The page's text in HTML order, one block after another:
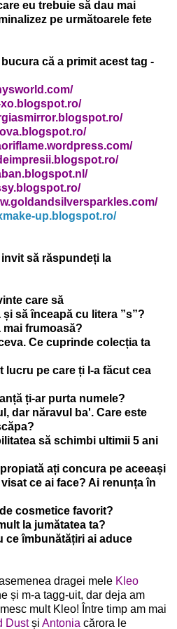
eu trebuie să dau mai
pe următoarele fete
că a primit acest tag -
up.blogspot.ro/
să răspundeți la
care să
să înceapă cu litera ”s”?
mai frumoasă?
Ce cuprinde colecția ta
lucru pe care ți l-a făcut cea
ți-ar purta numele?
dar năravul ba'. Care este
să schimbi ultimii 5 ani
ați concura pe aceeași
ce ai face? Ai renunța în
cosmetice favorit?
la jumătatea ta?
ce îmbunătățiri ai aduce
dragei mele Kleo
și m-a tagg-uit, dar deja am
mult Kleo! Între timp am mai
Dustși Antonia cărora le